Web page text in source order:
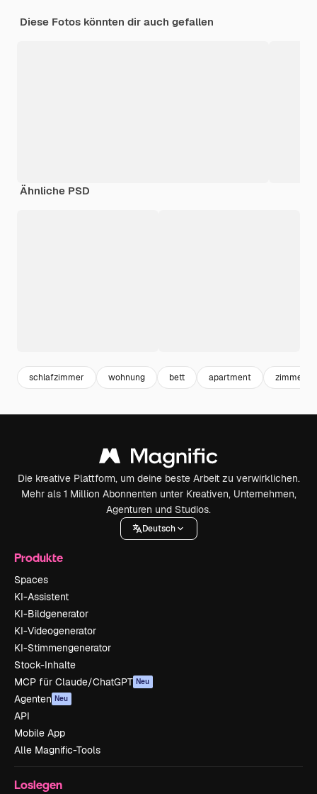
Diese Fotos könnten dir auch gefallen
Ähnliche PSD
schlafzimmer wohnung bett apartment zimmer
Die kreative Plattform, um deine beste Arbeit zu verwirklichen.
Mehr als 1 Million Abonnenten unter Kreativen, Unternehmen,
Agenturen und Studios.
Deutsch
Produkte
Spaces
KI-Assistent
KI-Bildgenerator
KI-Videogenerator
KI-Stimmengenerator
Stock-Inhalte
MCP für Claude/ChatGPT Neu
Agenten Neu
API
Mobile App
Alle Magnific-Tools
Loslegen